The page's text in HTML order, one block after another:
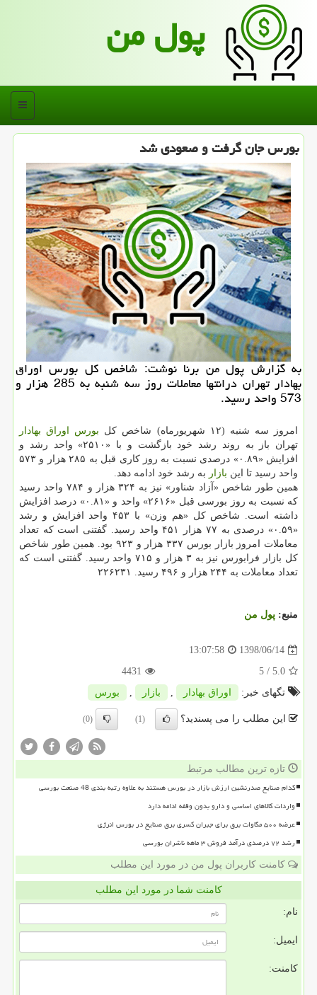
پول من
منو
بورس جان گرفت و صعودی شد
به گزارش پول من برنا نوشت: شاخص كل بورس اوراق
بهادار تهران درانتها معاملات روز سه شنبه به 285 هزار و
573 واحد رسید.
امروز سه شنبه (۱۲ شهریورماه) شاخص كل بورس اوراق بهادار
تهران باز به روند رشد خود بازگشت و با «۲۵۱۰» واحد رشد و
افزایش «۰.۸۹» درصدی نسبت به روز كاری قبل به ۲۸۵ هزار و ۵۷۳
واحد رسید تا این بازار به رشد خود ادامه دهد.
همین طور شاخص «آزاد شناور» نیز به ۳۲۴ هزار و ۷۸۴ واحد رسید
كه نسبت به روز بورسی قبل «۲۶۱۶» واحد و «۰.۸۱» درصد افزایش
داشته است. شاخص كل «هم وزن» با ۴۵۳ واحد افزایش و رشد
«۰.۵۹» درصدی به ۷۷ هزار ۴۵۱ واحد رسید. گفتنی است كه تعداد
معاملات امروز بازار بورس ۳۳۷ هزار و ۹۲۳ بود. همین طور شاخص
كل بازار فرابورس نیز به ۳ هزار و ۷۱۵ واحد رسید. گفتنی است كه
تعداد معاملات به ۲۴۴ هزار و ۴۹۶ رسید. ۲۲۶۲۳۱
منبع: پول من
1398/06/14
13:07:58
5.0
/ 5
4431
تگهای خبر:
اوراق بهادار , بازار , بورس
این مطلب را می پسندید؟ (1)
(0)
تازه ترین مطالب مرتبط
کدام صنایع صدرنشین ارزش بازار در بورس هستند به علاوه رتبه بندی 48 صنعت بورسی
واردات کالاهای اساسی و دارو بدون وقفه ادامه دارد
عرضه ۵۰۰ مگاوات برق برای جبران کسری برق صنایع در بورس انرژی
رشد ۷۲ درصدی درآمد فروش ۳ ماهه ناشران بورسی
کامنت کاربران پول من در مورد این مطلب
کامنت شما در مورد این مطلب
نام:
ایمیل:
کامنت: